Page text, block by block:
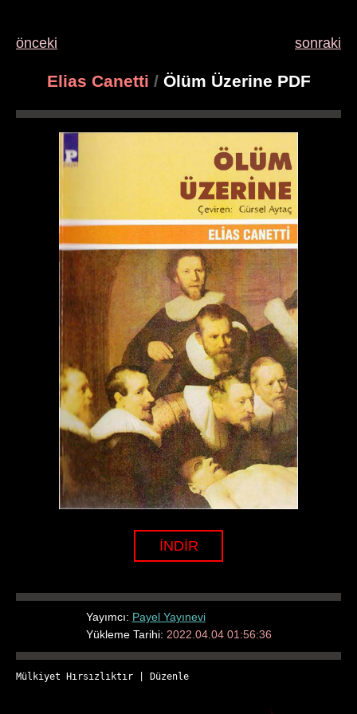
önceki sonraki
Elias Canetti /Ölüm Üzerine PDF
İNDİR
Yayımcı: Payel Yayınevi
Yükleme Tarihi: 2022.04.04 01:56:36
Mülkiyet Hırsızlıktır Düzenle